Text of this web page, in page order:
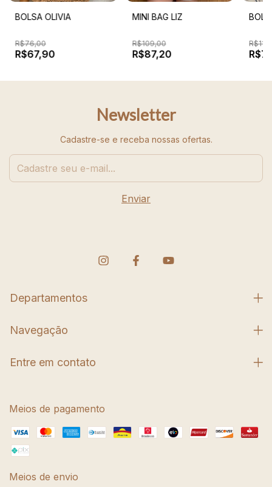
BOLSA OLIVIA
R$76,00
R$67,90
MINI BAG LIZ
R$109,00
R$87,20
Newsletter
Cadastre-se e receba nossas ofertas.
Departamentos
Navegação
Entre em contato
Meios de pagamento
Meios de envio